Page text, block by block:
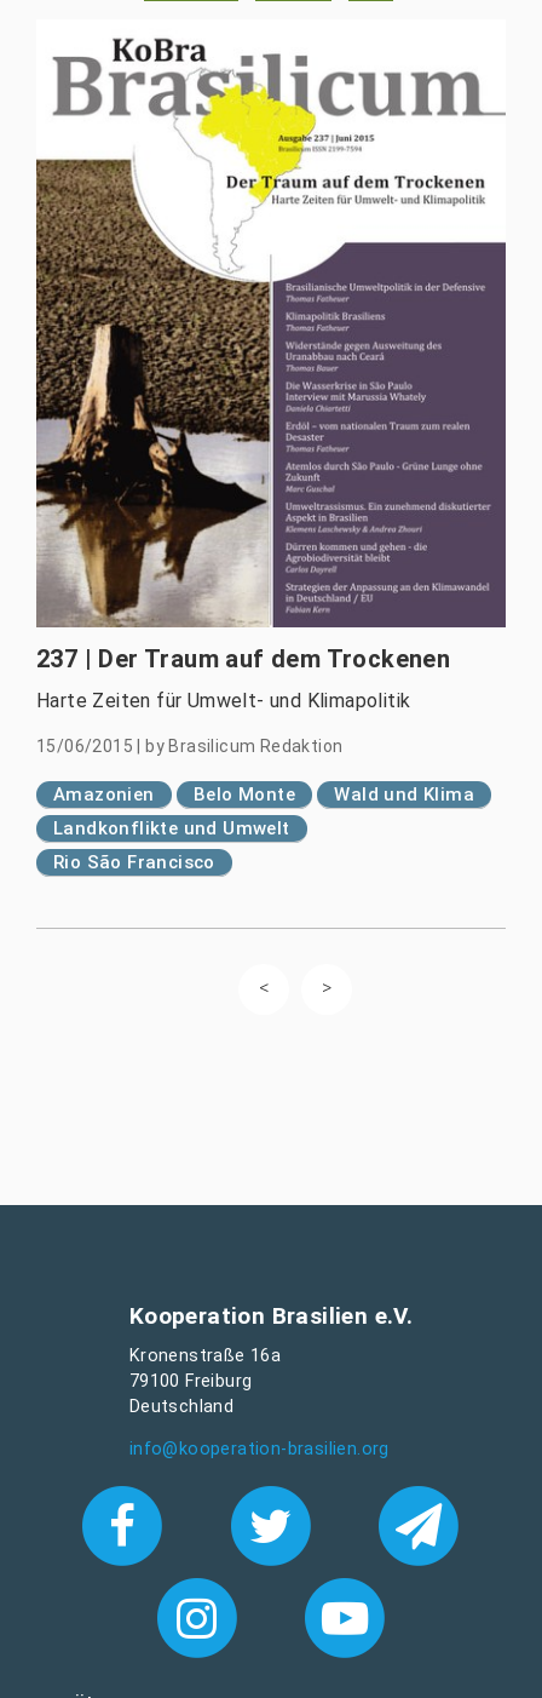
237 | Der Traum auf dem Trockenen
Harte Zeiten für Umwelt- und Klimapolitik
15/06/2015 by Brasilicum Redaktion
Amazonien Belo Monte
Wald und Klima
Landkonflikte und Umwelt
Rio São Francisco
Kooperation Brasilien e.V.
Kronenstraße 16a
79100 Freiburg
Deutschland
info@kooperation-brasilien.org